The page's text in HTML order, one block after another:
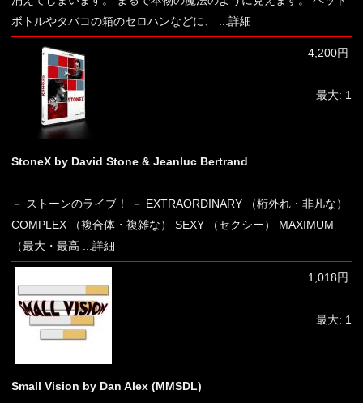
ボトルやタバコの箱のセロハンなどに、
...詳細
4,200円
最大: 1
StoneX by David Stone & Jeanluc Bertrand
－ ストーンのライブ！ － EXTRAORDINARY （桁外れ・非凡な）
COMPLEX （複合体・複雑な） SEXY （セクシー） MAXIMUM
（最大・最高 ...詳細
1,018円
最大: 1
Small Vision by Dan Alex (MMSDL)